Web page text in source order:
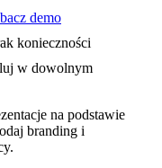
demo
konieczności
w dowolnym
na podstawie
branding i